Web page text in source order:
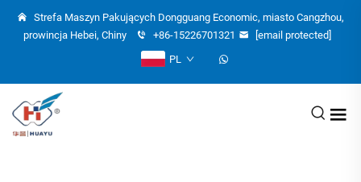
Strefa Maszyn Pakujących Dongguang Economic, miasto Cangzhou,
prowincja Hebei, Chiny
+86-15226701321
[email protected]
PL